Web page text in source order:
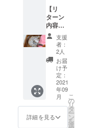
貨1点の
記入を
お願い
します
(記入が
ない場
合はラ
ンダム
となり
ます。)
(すべて
1点もの
なの
で、
【リ
ターン
内容】
①お礼
のメー
ル ②保
護活動
のレ
ポート
(メール
にて) ③
スト
リート
チルド
レン支
支援
者：
2人
お届
け予
定：
2021
年09
月
詳細を見る
こ
の
リ
タ
ー
ン
を
選